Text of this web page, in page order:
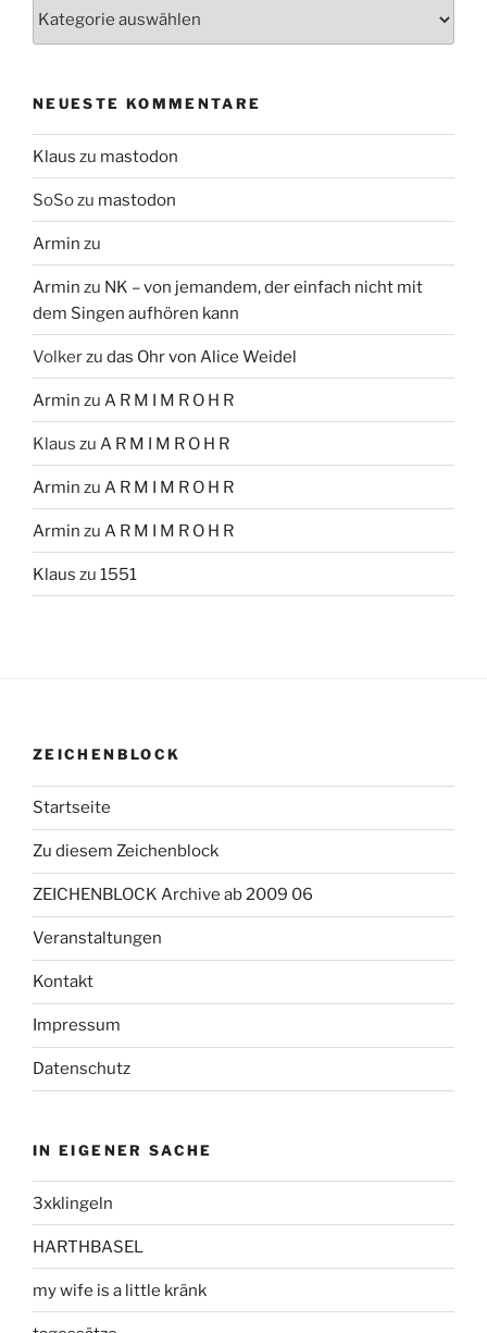
NEUESTE KOMMENTARE
Klaus zu mastodon
SoSozu mastodon
Armin zu
Armin zu NK – von jemandem, der einfach nicht mit
dem Singen aufhören kann
Volkerzu das Ohr von Alice Weidel
Armin zu A R M I M R O H R
Klaus zu A R M I M R O H R
Armin zu A R M I M R O H R
Armin zu A R M I M R O H R
Klaus zu 1551
ZEICHENBLOCK
Startseite
Zu diesem Zeichenblock
ZEICHENBLOCK Archive ab 2009 06
Veranstaltungen
Kontakt
Impressum
Datenschutz
IN EIGENER SACHE
3xklingeln
HARTHBASEL
my wife is a little kränk